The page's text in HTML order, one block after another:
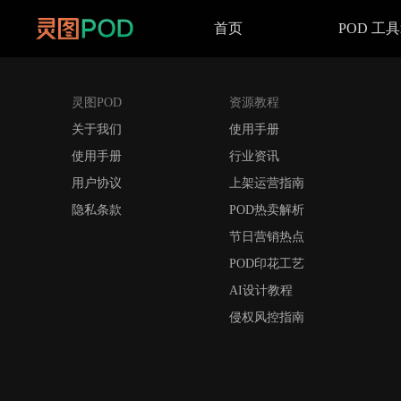
首页 POD 工
灵图POD
关于我们
使用手册
用户协议
隐私条款
资源教程
使用手册
行业资讯
上架运营指南
POD热卖解析
节日营销热点
POD印花工艺
AI设计教程
侵权风控指南